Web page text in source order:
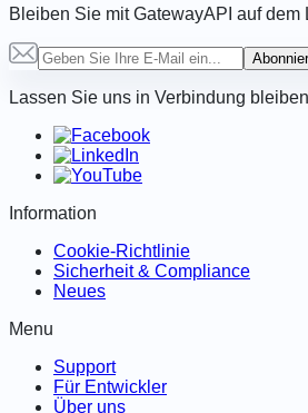
Bleiben Sie mit GatewayAPI auf dem
Lassen Sie uns in Verbindung bleiben
Information
Cookie-Richtlinie
Sicherheit & Compliance
Neues
Menu
Support
Für Entwickler
Über uns